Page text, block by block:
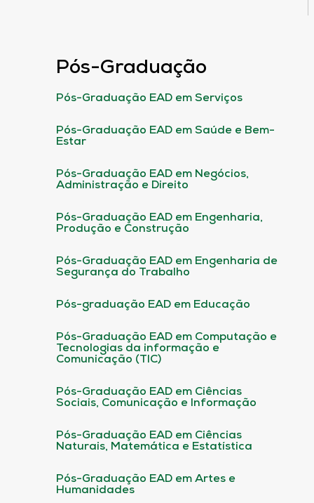
Pós-Graduação
Pós-Graduação EAD em Serviços
Pós-Graduação EAD em Saúde e Bem-
Estar
Pós-Graduação EAD em Negócios,
Administração e Direito
Pós-Graduação EAD em Engenharia,
Produção e Construção
Pós-Graduação EAD em Engenharia de
Segurança do Trabalho
Pós-graduação EAD em Educação
Pós-Graduação EAD em Computação e
Tecnologias da informação e
Comunicação (TIC)
Pós-Graduação EAD em Ciências
Sociais, Comunicação e Informação
Pós-Graduação EAD em Ciências
Naturais, Matemática e Estatística
Pós-Graduação EAD em Artes e
Humanidades